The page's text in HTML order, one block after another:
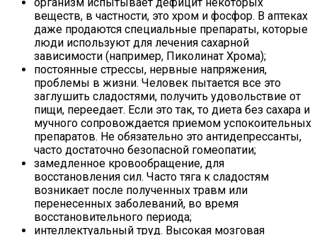
веществ, в частности, это хром и фосфор. В аптеках
даже продаются специальные препараты, которые
люди используют для лечения сахарной
зависимости (например, Пиколинат Хрома);
постоянные стрессы, нервные напряжения,
проблемы в жизни. Человек пытается все это
заглушить сладостями, получить удовольствие от
пищи, переедает. Если это так, то диета без сахара и
мучного сопровождается приемом успокоительных
препаратов. Не обязательно это антидепрессанты,
часто достаточно безопасной гомеопатии;
замедленное кровообращение, для
восстановления сил. Часто тяга к сладостям
возникает после полученных травм или
перенесенных заболеваний, во время
восстановительного периода;
интеллектуальный труд. Высокая мозговая